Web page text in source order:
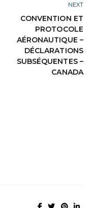
NEXT
CONVENTION ET
PROTOCOLE
AÉRONAUTIQUE –
DÉCLARATIONS
SUBSÉQUENTES –
CANADA